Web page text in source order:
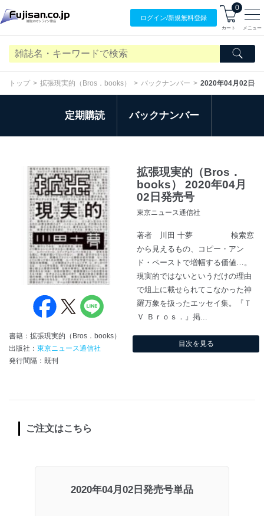
ログイン/新規無料登録
0
カート メニュー
トップ 拡張現実的（Bros．books） バックナンバー 2020年04月02日発
定期購読 バックナンバー
書籍：拡張現実的（Bros．books）
出版社： 東京ニュース通信社
発行間隔：既刊
拡張現実的（Bros．
books） 2020年04月
02日発売号
東京ニュース通信社
著者 川田 十夢 検索窓
から見えるもの、コピー・アン
ド・ペーストで増幅する価値…。
現実的ではないというだけの理由
で俎上に載せられてこなかった神
羅万象を扱ったエッセイ集。『Ｔ
Ｖ Ｂｒｏｓ．』掲...
目次を見る
ご注文はこちら
2020年04月02日発売号単品